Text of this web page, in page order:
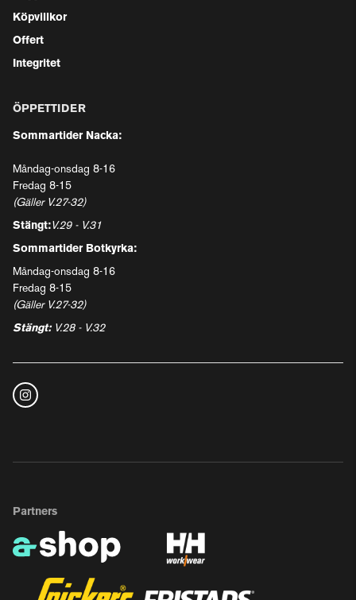
Köpvillkor
Offert
Integritet
ÖPPETTIDER
Sommartider Nacka:
Måndag-onsdag 8-16
Fredag 8-15
(Gäller V.27-32)
Stängt:V.29 - V.31
Sommartider Botkyrka:
Måndag-onsdag 8-16
Fredag 8-15
(Gäller V.27-32)
Stängt: V.28 - V.32
Partners